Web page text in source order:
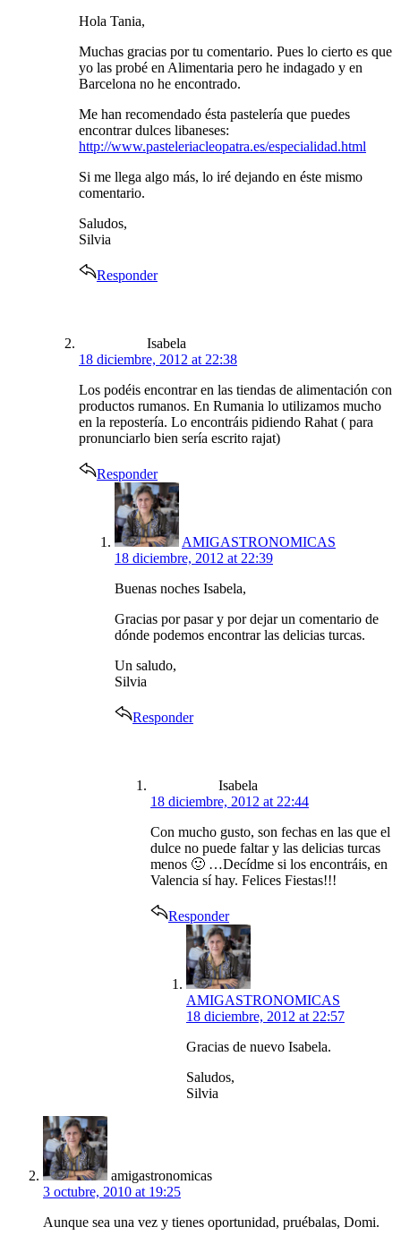
Hola Tania,
Muchas gracias por tu comentario. Pues lo cierto es que
yo las probé en Alimentaria pero he indagado y en
Barcelona no he encontrado.
Me han recomendado ésta pastelería que puedes
encontrar dulces libaneses:
http://www.pasteleriacleopatra.es/especialidad.html
Si me llega algo más, lo iré dejando en éste mismo
comentario.
Saludos,
Silvia
Responder
Isabela
18 diciembre, 2012 at 22:38
Los podéis encontrar en las tiendas de alimentación con
productos rumanos. En Rumania lo utilizamos mucho
en la repostería. Lo encontráis pidiendo Rahat ( para
pronunciarlo bien sería escrito rajat)
Responder
says:
AMIGASTRONOMICAS
18 diciembre, 2012 at 22:39
Buenas noches Isabela,
Gracias por pasar y por dejar un comentario de
dónde podemos encontrar las delicias turcas.
Un saludo,
Silvia
Responder
Isabela
18 diciembre, 2012 at 22:44
Con mucho gusto, son fechas en las que el
dulce no puede faltar y las delicias turcas
menos 🙂 …Decídme si los encontráis, en
Valencia sí hay. Felices Fiestas!!!
Responder
says:
AMIGASTRONOMICAS
18 diciembre, 2012 at 22:57
Gracias de nuevo Isabela.
Saludos,
Silvia
says:
amigastronomicas
3 octubre, 2010 at 19:25
Aunque sea una vez y tienes oportunidad, pruébalas, Domi.